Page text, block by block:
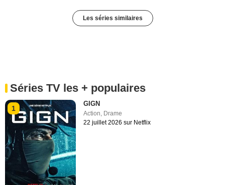
Les séries similaires
Séries TV les + populaires
1
GIGN
Action, Drame
22 juillet 2026 sur Netflix